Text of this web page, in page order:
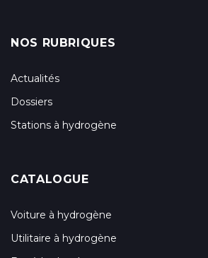
NOS RUBRIQUES
Actualités
Dossiers
Stations à hydrogène
CATALOGUE
Voiture à hydrogène
Utilitaire à hydrogène